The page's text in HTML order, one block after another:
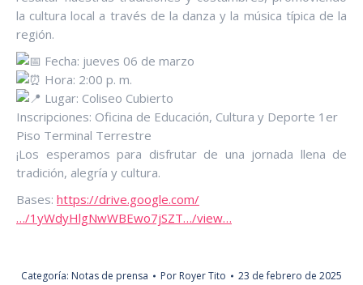
la cultura local a través de la danza y la música típica de la
región.
Fecha: jueves 06 de marzo
Hora: 2:00 p. m.
Lugar: Coliseo Cubierto
Inscripciones: Oficina de Educación, Cultura y Deporte 1er
Piso Terminal Terrestre
¡Los esperamos para disfrutar de una jornada llena de
tradición, alegría y cultura.
Bases: https://drive.google.com/
…/1yWdyHlgNwWBEwo7jSZT…/view…
Categoría: Notas de prensa Por Royer Tito 23 de febrero de 2025